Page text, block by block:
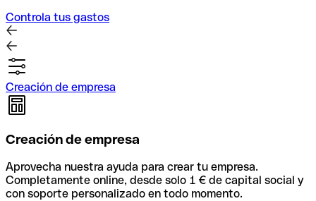
Controla tus gastos
Creación de empresa
Creación de empresa
Aprovecha nuestra ayuda para crear tu empresa.
Completamente online, desde solo 1 € de capital social y
con soporte personalizado en todo momento.